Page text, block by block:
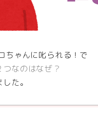
ちゃんに叱られる！で
つなのはなぜ？
た。